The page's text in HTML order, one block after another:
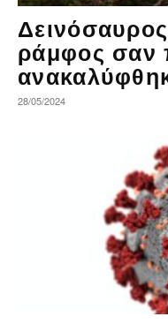
ράμφος σαν
28/05/2024